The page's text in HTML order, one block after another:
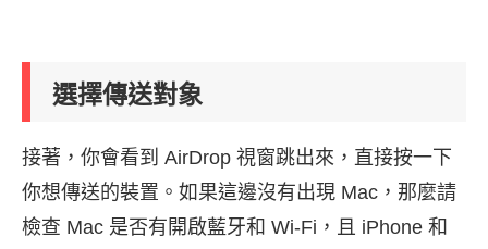
選擇傳送對象
接著，你會看到 AirDrop 視窗跳出來，直接按一下
你想傳送的裝置。如果這邊沒有出現 Mac，那麼請
檢查 Mac 是否有開啟藍牙和 Wi-Fi，且 iPhone 和